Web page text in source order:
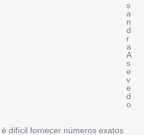
s
a
n
d
r
a
A
s
e
v
e
d
o
difícil fornecer números exatos